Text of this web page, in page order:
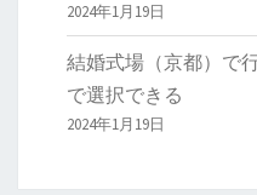
2024年1月19日
結婚式場（京都）で
で選択できる
2024年1月19日